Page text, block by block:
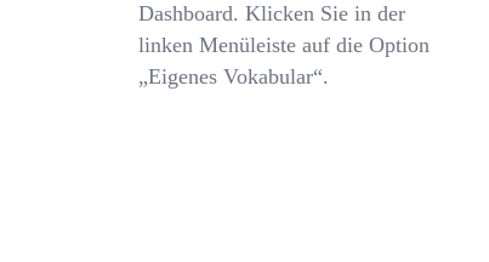
Dashboard. Klicken Sie in der
linken Menüleiste auf die Option
„Eigenes Vokabular“.